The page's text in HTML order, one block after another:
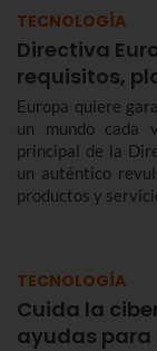
TECNOLOGÍA
Directiva
requisitos,
Europa quiere
un mundo cada
principal de la
un auténtico
productos y
TECNOLOGÍA
Cuida la
ayudas para